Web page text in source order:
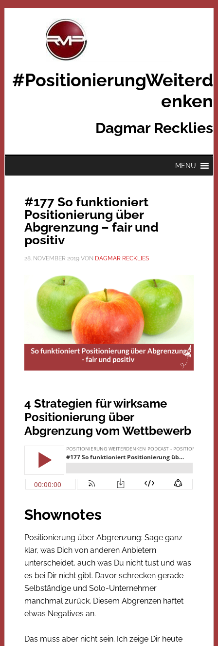
#PositionierungWeiterd
enken
Dagmar Recklies
MENU
#177 So funktioniert
Positionierung über
Abgrenzung – fair und
positiv
28. NOVEMBER 2019VON DAGMAR RECKLIES
4 Strategien für wirksame
Positionierung über
Abgrenzung vom Wettbewerb
Shownotes
Positionierung über Abgrenzung: Sage ganz
klar, was Dich von anderen Anbietern
unterscheidet, auch was Du nicht tust und was
es bei Dir nicht gibt. Davor schrecken gerade
Selbständige und Solo-Unternehmer
manchmal zurück. Diesem Abgrenzen haftet
etwas Negatives an.
Das muss aber nicht sein. Ich zeige Dir heute